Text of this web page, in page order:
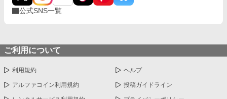
公式SNS一覧
ご利用について
利用規約 ヘルプ
アルファコイン利用規約 投稿ガイドライン